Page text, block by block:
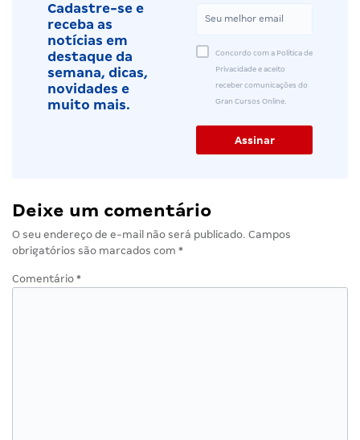
Cadastre-se e
receba as
notícias em
destaque da
semana, dicas,
novidades e
muito mais.
Concordo com a Política de
Privacidade e aceito
receber comunicações do
Gran Cursos Online.
Deixe um comentário
O seu endereço de e-mail não será publicado. Campos
obrigatórios são marcados com *
Comentário *